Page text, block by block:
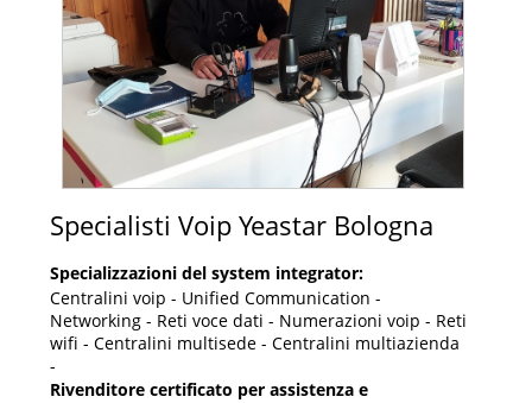
Specialisti Voip Yeastar Bologna
Specializzazioni del system integrator:
Centralini voip - Unified Communication -
Networking - Reti voce dati - Numerazioni voip - Reti
wifi - Centralini multisede - Centralini multiazienda
-
Rivenditore certificato per assistenza e